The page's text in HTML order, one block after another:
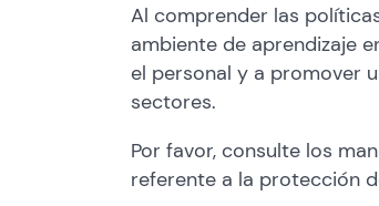
Al comprender las
ambiente de aprendizaje
el personal y a promover
sectores.
Por favor, consulte los
referente a la protección